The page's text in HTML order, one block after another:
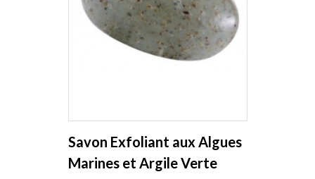
Savon Exfoliant aux Algues
Marines et Argile Verte